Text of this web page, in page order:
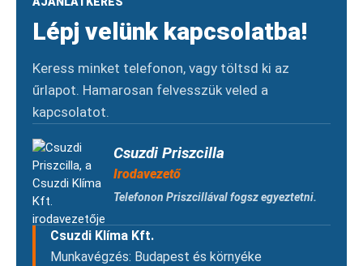
Lépj velünk kapcsolatba!
Keress minket telefonon, vagy töltsd ki az
űrlapot. Hamarosan felvesszük veled a
kapcsolatot.
Csuzdi Priszcilla
Irodavezető
Telefonon Priszcillával fogsz egyeztetni.
Csuzdi Klíma Kft.
Munkavégzés: Budapest és környéke